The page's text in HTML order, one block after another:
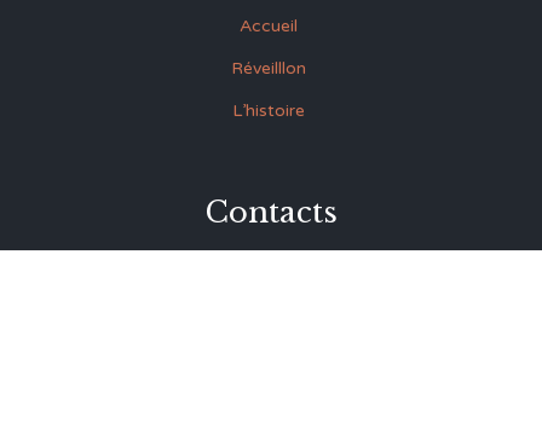
Accueil
Réveilllon
L’histoire
Contacts